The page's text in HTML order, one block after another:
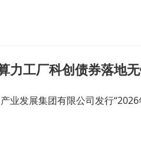
力工厂科创债券落地
业发展集团有限公司发行